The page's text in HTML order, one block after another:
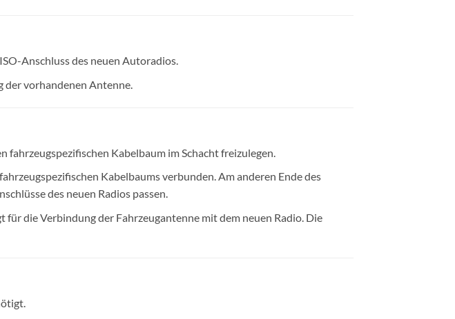
Anschluss des neuen Autoradios.
vorhandenen Antenne.
Kabelbaum im Schacht freizulegen.
Kabelbaums verbunden. Am anderen Ende des
des neuen Radios passen.
die Verbindung der Fahrzeugantenne mit dem neuen Radio. Die